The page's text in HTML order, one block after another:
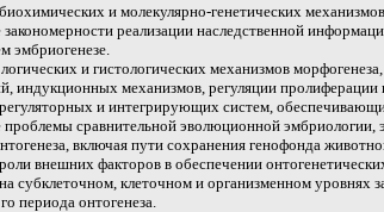
и молекулярно-генетических
закономерности реализации наследственной
эмбриогенезе.
и гистологических механизмов
индукционных механизмов, регуляции пролиферации
и интегрирующих систем,
проблемы сравнительной эволюционной эмбриологии,
включая пути сохранения генофонда
внешних факторов в обеспечении
субклеточном, клеточном и организменном уровнях
периода онтогенеза.